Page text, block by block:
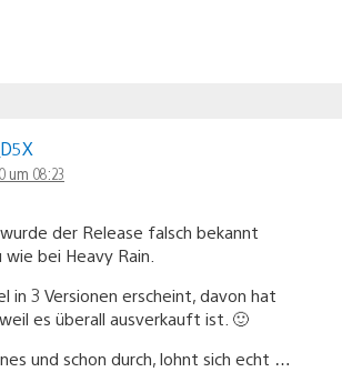
um 08:23
der Release falsch bekannt
bei Heavy Rain.
in 3 Versionen erscheint, davon hat
es überall ausverkauft ist. 🙂
und schon durch, lohnt sich echt …